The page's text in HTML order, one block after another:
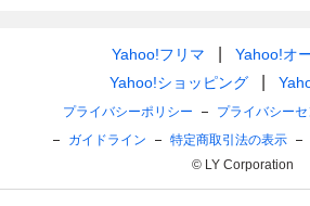
Yahoo!フリマ
Yahoo!オ
Yahoo!ショッピング
プライバシーポリシー プライバシー
ガイドライン
特定商取引法の表示
© LY Corporation